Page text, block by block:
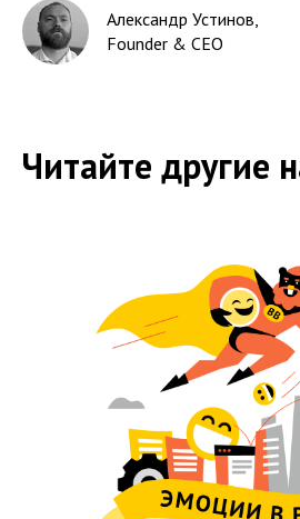
Александр Устинов,
Founder & CEO
Читайте другие